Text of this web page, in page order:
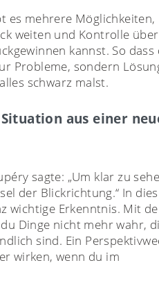
es mehrere
weiten und Kontrolle über
kannst. So dass
Probleme, sondern
schwarz malst.
aus einer
sagte: „Um klar zu
der Blickrichtung.“ In
wichtige Erkenntnis. Mit
Dinge nicht mehr wahr,
sind. Ein
wirken, wenn du im